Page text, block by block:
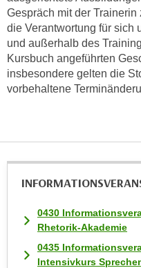
Gespräch mit der
die Verantwortung für sich
und außerhalb des
Kursbuch angeführten
insbesondere gelten die
vorbehaltene
0430
Rhetorik-Akademie
0435
Intensivkurs